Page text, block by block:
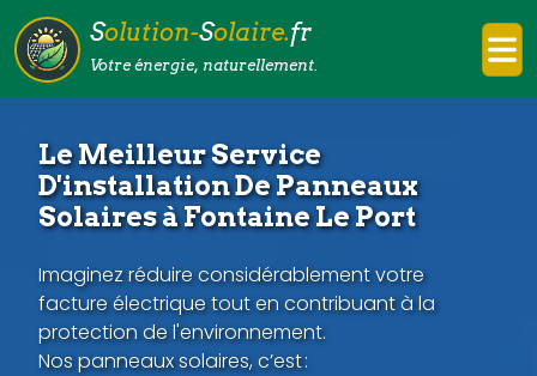
Solution-Solaire.fr
Votre énergie, naturellement.
Le Meilleur Service
D'installation De Panneaux
Solaires à Fontaine Le Port
Imaginez réduire considérablement votre
facture électrique tout en contribuant à la
protection de l'environnement.
Nos panneaux solaires, c’est :